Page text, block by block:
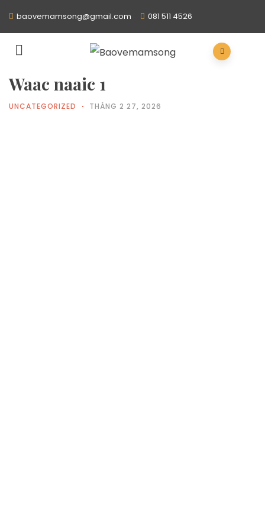
baovemamsong@gmail.com 081 511 4526
Waac naaic 1
UNCATEGORIZED THÁNG 2 27, 2026